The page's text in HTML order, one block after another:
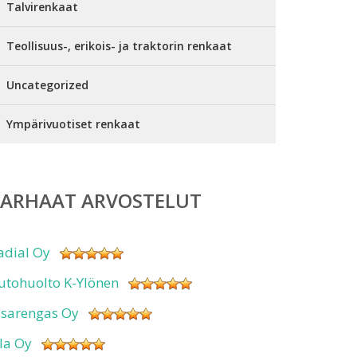
Talvirenkaat
Teollisuus-, erikois- ja traktorin renkaat
Uncategorized
Ympärivuotiset renkaat
ARVOSTELUT
Oy
K-Ylönen
Oy
Oy